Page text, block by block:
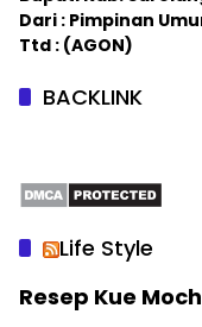
Dari : Pimpinan
Ttd : (AGON)
BACKLINK
Life Style
Resep Kue